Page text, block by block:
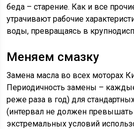
беда – старение. Как и все
утрачивают рабочие
воды, превращаясь в
Меняем смазку
Замена масла во всех моторах
Периодичность замены –
реже раза в год) для
(интервал не должен
экстремальных условий